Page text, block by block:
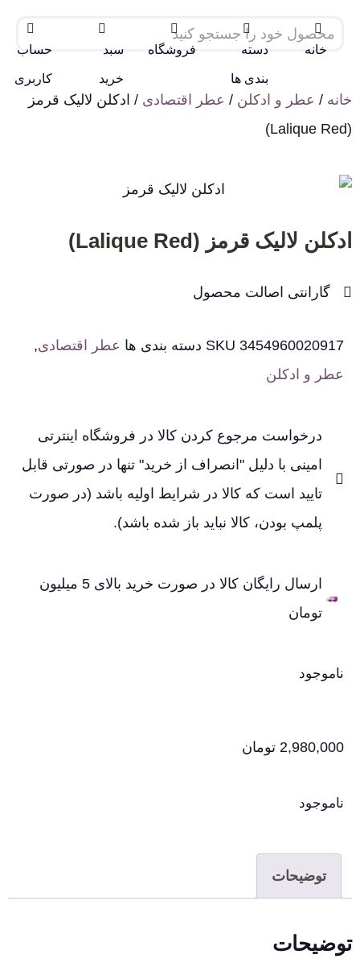
خانه دسته
بندی ها
فروشگاه سبد
خرید
حساب
کاربری
خانه / عطر و ادکلن / عطر اقتصادی / ادکلن لالیک قرمز
(Lalique Red)
ادکلن لالیک قرمز (Lalique Red)
گارانتی اصالت محصول
SKU 3454960020917 دسته بندی ها عطر اقتصادی,
عطر و ادکلن
درخواست مرجوع کردن کالا در فروشگاه اینترتی
امینی با دلیل "انصراف از خرید" تنها در صورتی قابل
تایید است که کالا در شرایط اولیه باشد (در صورت
پلمپ بودن، کالا نباید باز شده باشد).
ارسال رایگان کالا در صورت خرید بالای 5 میلیون
تومان
ناموجود
2,980,000 تومان
ناموجود
توضیحات
توضیحات